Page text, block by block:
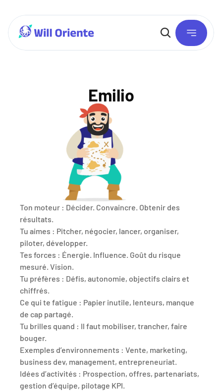
Emilio
Ton moteur : Décider. Convaincre. Obtenir des
résultats.
Tu aimes : Pitcher, négocier, lancer, organiser,
piloter, développer.
Tes forces : Énergie. Influence. Goût du risque
mesuré. Vision.
Tu préfères : Défis, autonomie, objectifs clairs et
chiffrés.
Ce qui te fatigue : Papier inutile, lenteurs, manque
de cap partagé.
Tu brilles quand : Il faut mobiliser, trancher, faire
bouger.
Exemples d’environnements : Vente, marketing,
business dev, management, entrepreneuriat.
Idées d’activités : Prospection, offres, partenariats,
gestion d’équipe, pilotage KPI.